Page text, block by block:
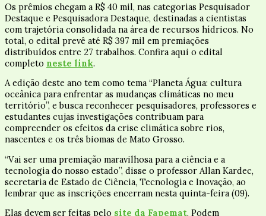
Os prêmios chegam a R$ 40 mil, nas categorias Pesquisador
Destaque e Pesquisadora Destaque, destinadas a cientistas
com trajetória consolidada na área de recursos hídricos. No
total, o edital prevê até R$ 397 mil em premiações
distribuídos entre 27 trabalhos. Confira aqui o edital
completo neste link.
A edição deste ano tem como tema “Planeta Água: cultura
oceânica para enfrentar as mudanças climáticas no meu
território”, e busca reconhecer pesquisadores, professores e
estudantes cujas investigações contribuam para
compreender os efeitos da crise climática sobre rios,
nascentes e os três biomas de Mato Grosso.
“Vai ser uma premiação maravilhosa para a ciência e a
tecnologia do nosso estado”, disse o professor Allan Kardec,
secretaria de Estado de Ciência, Tecnologia e Inovação, ao
lembrar que as inscrições encerram nesta quinta-feira (09).
Elas devem ser feitas pelo site da Fapemat. Podem